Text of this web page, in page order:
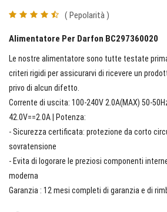
( Pepolarità )
Alimentatore Per Darfon BC297360020
Le nostre alimentatore sono tutte testate
criteri rigidi per assicurarvi di ricevere un
privo di alcun difetto.
Corrente di uscita: 100-240V 2.0A(MAX) 50-
42.0V==2.0A | Potenza:
- Sicurezza certificata: protezione da corto
sovratensione
- Evita di logorare le preziosi componenti
moderna
Garanzia : 12 mesi completi di garanzia e di